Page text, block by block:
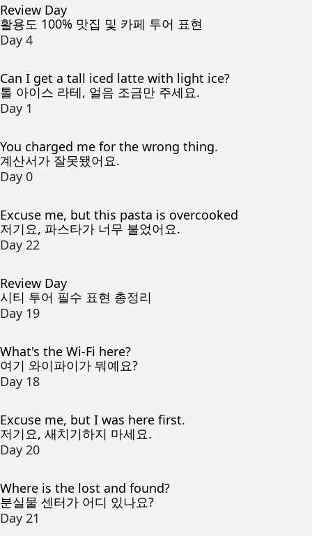
Review Day
활용도 100% 맛집 및 카페 투어 표현
Day 4
Can I get a tall iced latte with light ice?
톨 아이스 라테, 얼음 조금만 주세요.
Day 1
You charged me for the wrong thing.
계산서가 잘못됐어요.
Day 0
Excuse me, but this pasta is overcooked
저기요, 파스타가 너무 불었어요.
Day 22
Review Day
시티 투어 필수 표현 총정리
Day 19
What's the Wi-Fi here?
여기 와이파이가 뭐예요?
Day 18
Excuse me, but I was here first.
저기요, 새치기하지 마세요.
Day 20
Where is the lost and found?
분실물 센터가 어디 있나요?
Day 21